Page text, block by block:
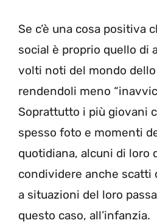
Se c’è una cosa positiva
social è proprio quello di
volti noti del mondo
rendendoli meno
Soprattutto i più giovani
spesso foto e momenti
quotidiana, alcuni di loro
condividere anche scatti
a situazioni del loro
questo caso, all’infanzia.